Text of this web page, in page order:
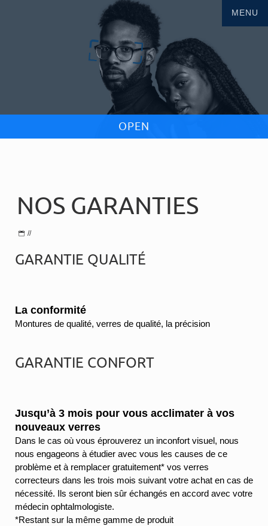
NOS GARANTIES
//
GARANTIE QUALITÉ
La conformité
Montures de qualité, verres de qualité, la précision
GARANTIE CONFORT
Jusqu’à 3 mois pour vous acclimater à vos
nouveaux verres
Dans le cas où vous éprouverez un inconfort visuel, nous
nous engageons à étudier avec vous les causes de ce
problème et à remplacer gratuitement* vos verres
correcteurs dans les trois mois suivant votre achat en cas de
nécessité. Ils seront bien sûr échangés en accord avec votre
médecin ophtalmologiste.
*Restant sur la même gamme de produit